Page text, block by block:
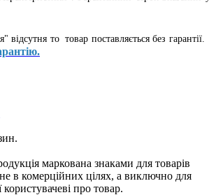
відсутня то товар поставляється без гарантії.
маркована знаками для товарів
в комерційних цілях, а виключно для
про товар.